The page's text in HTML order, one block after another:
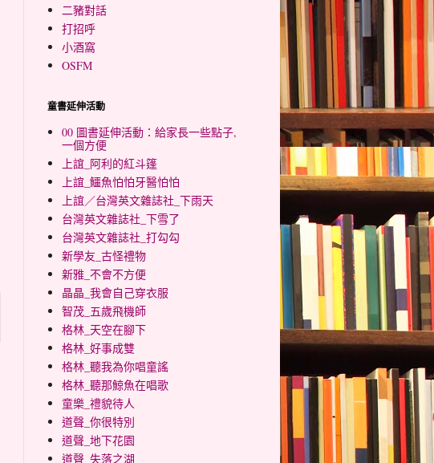
二豬對話
打招呼
小酒窩
OSFM
童書延伸活動
00 圖書延伸活動：給家長一些點子,
一個方便
上誼_阿利的紅斗篷
上誼_鱷魚怕怕牙醫怕怕
上誼／台灣英文雜誌社_下雨天
台灣英文雜誌社_下雪了
台灣英文雜誌社_打勾勾
新學友_古怪禮物
新雅_不會不方便
晶晶_我會自己穿衣服
智茂_五歲飛機師
格林_天空在腳下
格林_好事成雙
格林_聽我為你唱童謠
格林_聽那鯨魚在唱歌
童樂_禮貌待人
道聲_你很特別
道聲_地下花園
道聲_失落之湖